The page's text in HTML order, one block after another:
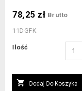
78,25 zł Brutto
11DGFK
Ilość
 Dodaj Do Koszyka